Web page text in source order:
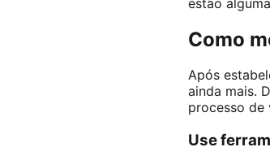
Como
Após
ainda mais.
processo de
Use